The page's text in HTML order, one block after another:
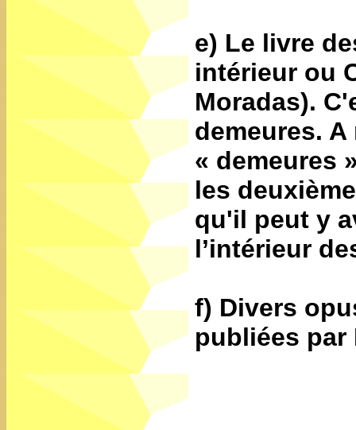
e) Le livre
intérieur ou
Moradas).
demeures.
« demeures
les
qu'il peut y
l’intérieur
f) Divers
publiées par